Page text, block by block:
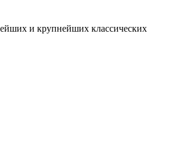
и крупнейших классических